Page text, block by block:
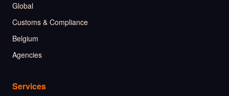
Global
Customs & Compliance
Belgium
Agencies
Services